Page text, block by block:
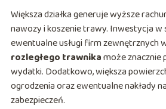
Większa działka generuje wyższe
nawozy i koszenie trawy. Inwestycja w
ewentualne usługi firm zewnętrznych
rozległego trawnikamoże znacznie
wydatki. Dodatkowo, większa
ogrodzenia oraz ewentualne nakłady
zabezpieczeń.